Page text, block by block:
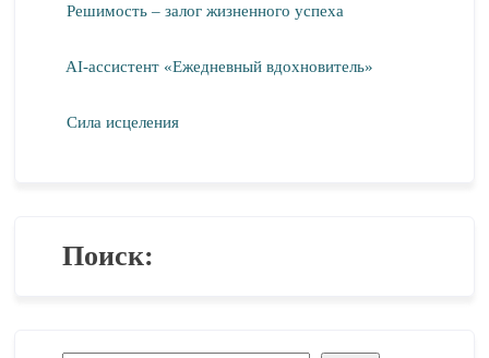
Решимость – залог жизненного успеха
AI-ассистент «Ежедневный вдохновитель»
Сила исцеления
Поиск: